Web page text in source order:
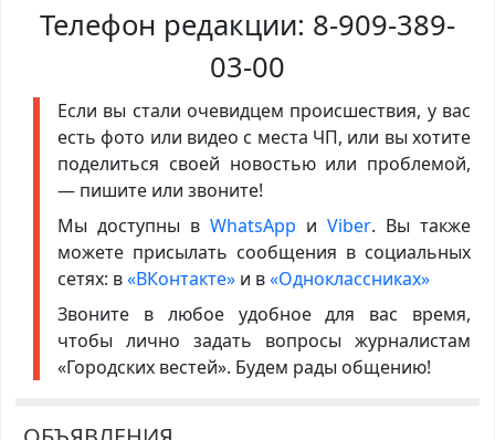
Телефон редакции: 8-909-389-
03-00
Если вы стали очевидцем происшествия, у вас
есть фото или видео с места ЧП, или вы хотите
поделиться своей новостью или проблемой,
— пишите или звоните!
Мы доступны в WhatsApp иViber. Вы также
можете присылать сообщения в социальных
сетях: в«ВКонтакте»и в«Одноклассниках»
Звоните в любое удобное для вас время,
чтобы лично задать вопросы журналистам
«Городских вестей». Будем рады общению!